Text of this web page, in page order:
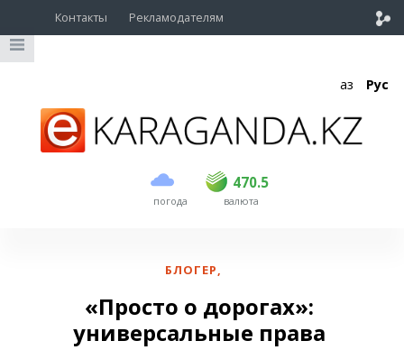
Контакты Рекламодателям
Қаз Рус
погода
470.5
USD 469 470.5
EUR валюта
БЛОГЕР,
«Просто о дорогах»:
универсальные права